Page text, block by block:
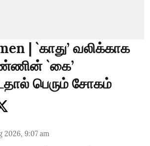
| `காது’ வலிக்காக
`கை’
பெரும் சோகம்
2026, 9:07 am